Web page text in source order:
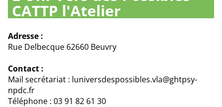
CATTP l'Atelier
Adresse :
Rue Delbecque 62660 Beuvry
Contact :
Mail secrétariat : luniversdespossibles.vla@ghtpsy-
npdc.fr
Téléphone : 03 91 82 61 30